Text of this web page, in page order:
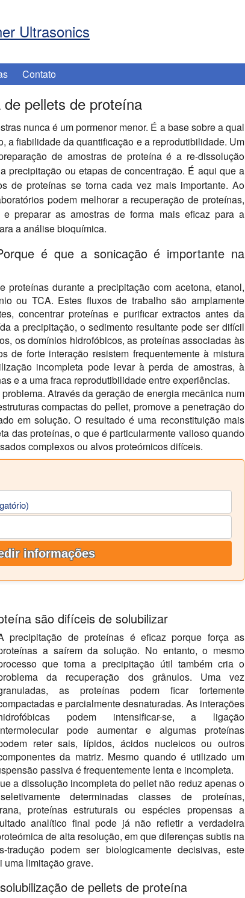
Ultrasonics
Contato
pellets de proteína
nunca é um pormenor menor. É a base sobre a qual
a fiabilidade da quantificação e a reprodutibilidade. Um
de amostras de proteína é a re-dissolução
precipitação ou etapas de concentração. É aqui que a
de proteínas se torna cada vez mais importante. Ao
podem melhorar a recuperação de proteínas,
preparar as amostras de forma mais eficaz para a
a análise bioquímica.
é que a sonicação é importante na
proteínas durante a precipitação com acetona, etanol,
ou TCA. Estes fluxos de trabalho são amplamente
concentrar proteínas e purificar extractos antes da
a precipitação, o sedimento resultante pode ser difícil
os domínios hidrofóbicos, as proteínas associadas às
de forte interação resistem frequentemente à mistura
incompleta pode levar à perda de amostras, à
e a uma fraca reprodutibilidade entre experiências.
Através da geração de energia mecânica num
compactas do pellet, promove a penetração do
em solução. O resultado é uma reconstituição mais
das proteínas, o que é particularmente valioso quando
complexos ou alvos proteómicos difíceis.
informações
são difíceis de solubilizar
precipitação de proteínas é eficaz porque força as
a saírem da solução. No entanto, o mesmo
que torna a precipitação útil também cria o
da recuperação dos grânulos. Uma vez
as proteínas podem ficar fortemente
e parcialmente desnaturadas. As interações
podem intensificar-se, a ligação
pode aumentar e algumas proteínas
reter sais, lípidos, ácidos nucleicos ou outros
da matriz. Mesmo quando é utilizado um
passiva é frequentemente lenta e incompleta.
a dissolução incompleta do pellet não reduz apenas o
determinadas classes de proteínas,
proteínas estruturais ou espécies propensas a
analítico final pode já não refletir a verdadeira
de alta resolução, em que diferenças subtis na
podem ser biologicamente decisivas, este
limitação grave.
de pellets de proteína